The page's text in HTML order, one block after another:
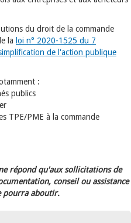
du droit de la commande
la loi n° 2020-1525 du 7
de l'action publique
:
publics
TPE/PME à la commande
répond qu'aux sollicitations de
conseil ou assistance
pourra aboutir.